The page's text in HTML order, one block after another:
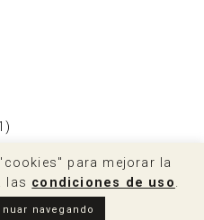
para mejorar la
las condiciones de uso.
navegando